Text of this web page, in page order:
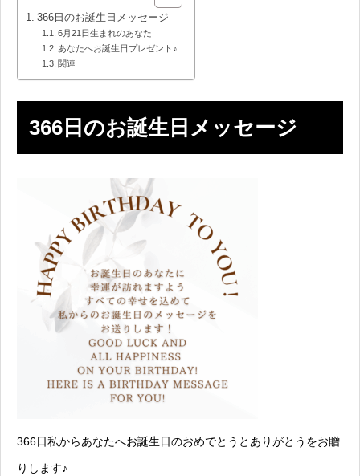
366日のお誕生日メッセージ
6月21日生まれのあなた
あなたへお誕生日プレゼント♪
関連
366日のお誕生日メッセージ
366日私からあなたへお誕生日のおめでとうとありがとうをお贈
りします♪